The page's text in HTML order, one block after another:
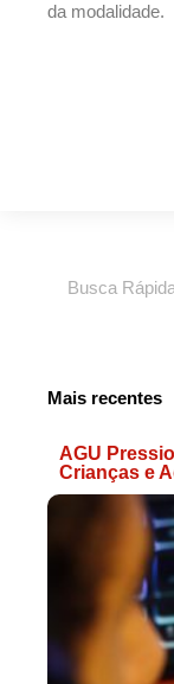
da modalidade.
Mais recentes
AGU
Crianças e